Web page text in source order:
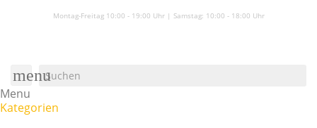
Montag-Freitag 10:00 - 19:00 Uhr | Samstag: 10:00 - 18:00 Uhr
menu
Menu
Kategorien